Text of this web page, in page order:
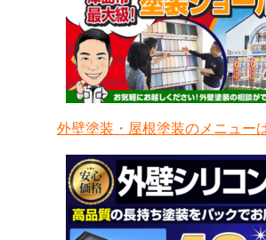
外壁塗装・屋根塗装のメニュー